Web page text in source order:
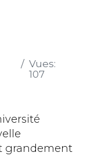
Vues:
107
grandement